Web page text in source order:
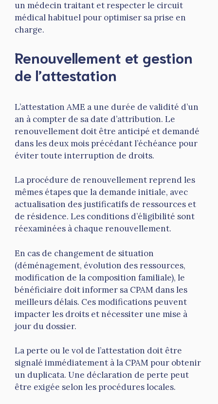
un médecin traitant et respecter le circuit
médical habituel pour optimiser sa prise en
charge.
Renouvellement et gestion
de l’attestation
L’attestation AME a une durée de validité d’un
an à compter de sa date d’attribution. Le
renouvellement doit être anticipé et demandé
dans les deux mois précédant l’échéance pour
éviter toute interruption de droits.
La procédure de renouvellement reprend les
mêmes étapes que la demande initiale, avec
actualisation des justificatifs de ressources et
de résidence. Les conditions d’éligibilité sont
réexaminées à chaque renouvellement.
En cas de changement de situation
(déménagement, évolution des ressources,
modification de la composition familiale), le
bénéficiaire doit informer sa CPAM dans les
meilleurs délais. Ces modifications peuvent
impacter les droits et nécessiter une mise à
jour du dossier.
La perte ou le vol de l’attestation doit être
signalé immédiatement à la CPAM pour obtenir
un duplicata. Une déclaration de perte peut
être exigée selon les procédures locales.